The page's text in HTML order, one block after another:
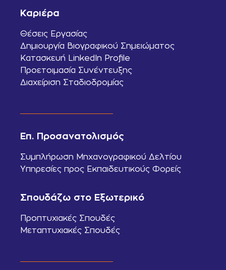
Καριέρα
Θέσεις Εργασίας
Δημιουργία Βιογραφικού Σημειώματος
Κατασκευή LinkedIn Profile
Προετοιμασία Συνέντευξης
Διαχείριση Σταδιοδρομίας
Επ. Προσανατολισμός
Συμπλήρωση Μηχανογραφικού Δελτίου
Υπηρεσίες προς Εκπαιδευτικούς Φορείς
Σπουδάζω στο Εξωτερικό
Προπτυχιακές Σπουδές
Μεταπτυχιακές Σπουδές